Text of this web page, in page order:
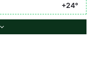
+24°